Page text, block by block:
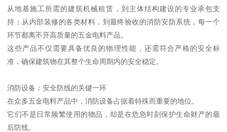
从地基施工所需的建筑机械租赁，到主体结构建设的专业承包支
持；从内部装修的各类材料，到最终验收的消防安防系统，每一个
环节都离不开高质量的五金电料产品。
这些产品不仅需要具备优良的物理性能，还需符合严格的安全标
准，确保建筑物在其整个生命周期内的安全稳定。
消防设备：安全防线的关键一环
在众多五金电料产品中，消防设备占据着特殊而重要的地位。
它们不是日常频繁使用的物品，却是在危急时刻保护生命财产的最
后防线。